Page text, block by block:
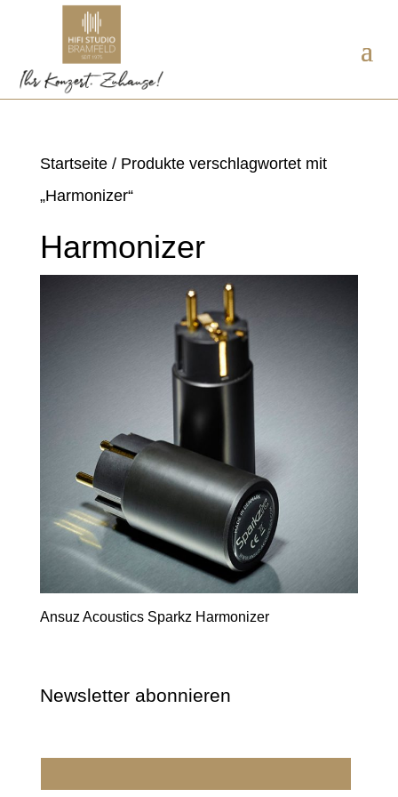
Startseite/ Produkte verschlagwortet mit
„Harmonizer“
Harmonizer
Ansuz Acoustics Sparkz Harmonizer
Newsletter abonnieren